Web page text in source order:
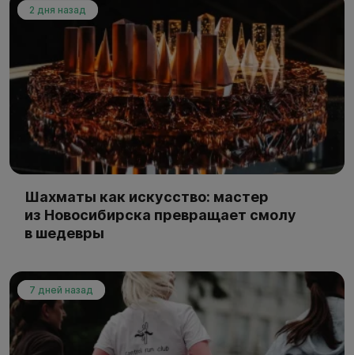
2 дня назад
Шахматы как искусство: мастер
из Новосибирска превращает смолу
в шедевры
7 дней назад